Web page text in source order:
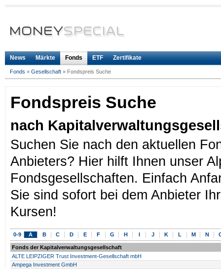
News Märkte Fonds ETF Zertifikate
Fonds » Gesellschaft » Fondspreis Suche
Fondspreis Suche
nach
Suchen Sie nach den aktuellen
Anbieters? Hier hilft Ihnen unser
Fondsgesellschaften. Einfach
Sie sind sofort bei dem Anbieter
Kursen!
0-9 A B C D E F G H I J K L M N
Fonds der Kapitalverwaltungsgesellschaft
ALTE LEIPZIGER Trust Investment-Gesellschaft mbH
Ampega Investment GmbH